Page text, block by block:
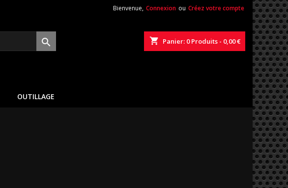
Bienvenue, Connexion ou Créez votre compte
shopping_cart Panier: 0Produits - 0,00 €

OUTILLAGE